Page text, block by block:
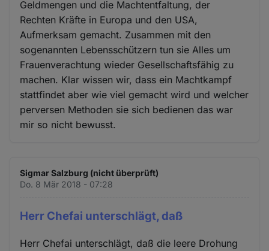
Geldmengen und die Machtentfaltung, der
Rechten Kräfte in Europa und den USA,
Aufmerksam gemacht. Zusammen mit den
sogenannten Lebensschützern tun sie Alles um
Frauenverachtung wieder Gesellschaftsfähig zu
machen. Klar wissen wir, dass ein Machtkampf
stattfindet aber wie viel gemacht wird und welcher
perversen Methoden sie sich bedienen das war
mir so nicht bewusst.
Sigmar Salzburg (nicht überprüft)
Do. 8 Mär 2018 - 07:28
Herr Chefai unterschlägt, daß
Herr Chefai unterschlägt, daß die leere Drohung